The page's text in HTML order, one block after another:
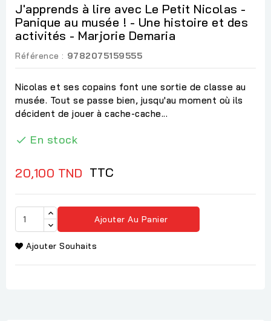
J'apprends à lire avec Le Petit Nicolas -
Panique au musée ! - Une histoire et des
activités - Marjorie Demaria
Référence : 9782075159555
Nicolas et ses copains font une sortie de classe au
musée. Tout se passe bien, jusqu'au moment où ils
décident de jouer à cache-cache...
 En stock
20,100 TND TTC
Ajouter Au Panier
Ajouter Souhaits